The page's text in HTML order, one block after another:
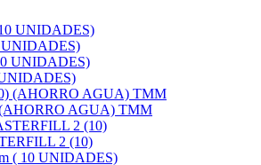
AGUA) TMM
2 (10)